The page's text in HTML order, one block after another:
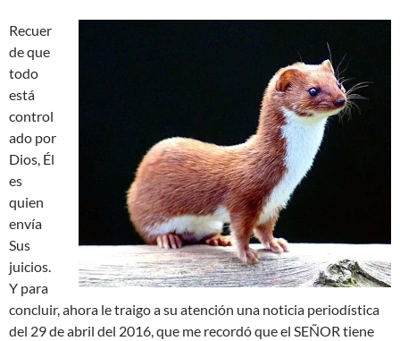
Recuer
de que
todo
está
control
ado por
Dios, Él
es
quien
envía
Sus
juicios.
Y para
concluir, ahora le traigo a su atención una noticia periodística
del 29 de abril del 2016, que me recordó que el SEÑOR tiene